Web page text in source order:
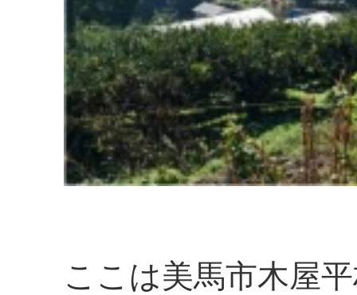
ここは美馬市木屋